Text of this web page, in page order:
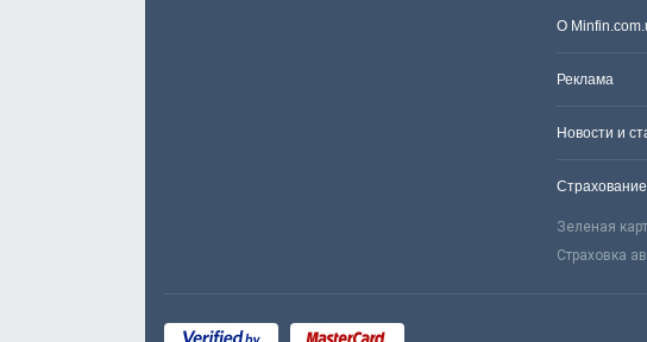
О
Реклама
Новости и
Страхование
Зеленая
Страховка